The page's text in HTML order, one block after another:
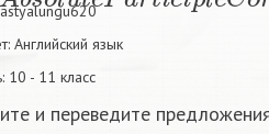
Английский язык
10 - 11 класс
и переведите